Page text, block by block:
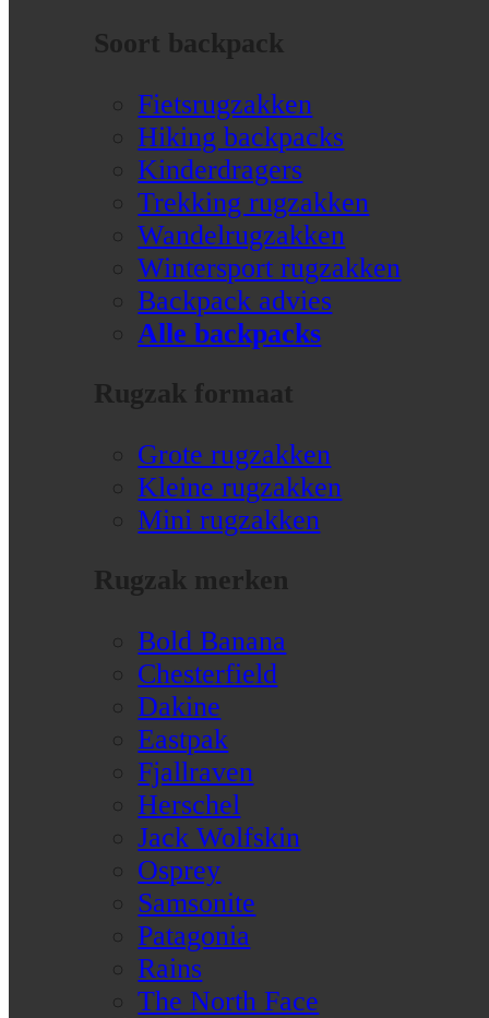
Soort backpack
Fietsrugzakken
Hiking backpacks
Kinderdragers
Trekking rugzakken
Wandelrugzakken
Wintersport rugzakken
Backpack advies
Alle backpacks
Rugzak formaat
Grote rugzakken
Kleine rugzakken
Mini rugzakken
Rugzak merken
Bold Banana
Chesterfield
Dakine
Eastpak
Fjallraven
Herschel
Jack Wolfskin
Osprey
Samsonite
Patagonia
Rains
The North Face